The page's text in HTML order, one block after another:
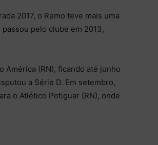
2017, o Remo teve mais uma
pelo clube em 2013,
América (RN), ficando até junho
a Série D. Em setembro,
o Atlético Potiguar (RN), onde